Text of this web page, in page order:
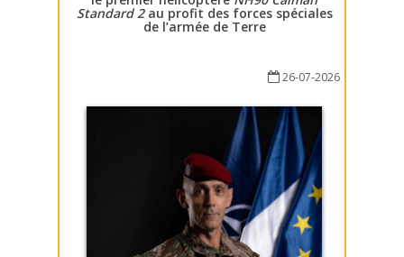
Standard 2au profit des forces spéciales
de l’armée de Terre
26-07-2026